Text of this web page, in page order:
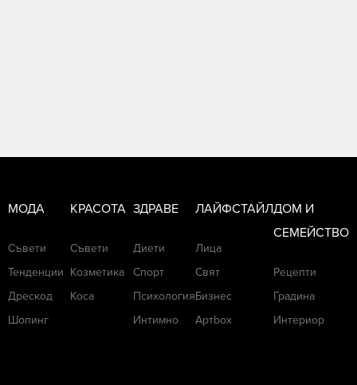
МОДА
Съвети
Тенденции
Дрескод
Шопинг
КРАСОТА
Съвети
Козметика
Коса
ЗДРАВЕ
Диети
Спорт
Психология
Интимно
ЛАЙФСТАЙЛ
Лица
Свят
Бизнес
Артbox
ДОМ И
СЕМЕЙСТВО
Рецепти
Градина
Интериор